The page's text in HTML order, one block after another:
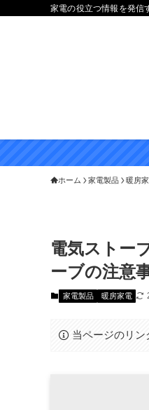
家電の役立つ情報を発信
ホーム 家電製品 暖房
電気ストー
ーブの注意
家電製品 暖房家電
当ページのリ